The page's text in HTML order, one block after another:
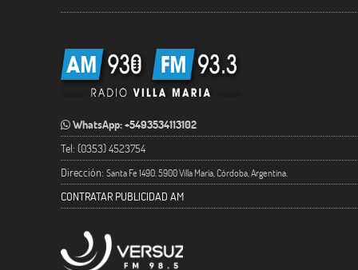
WhatsApp: +5493534113102
Tel: (0353) 4523754
Dirección: Santa Fe 1490. 5900 Villa María, Córdoba, Argentina.
CONTRATAR PUBLICIDAD AM